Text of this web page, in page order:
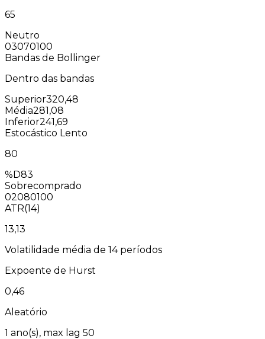
65
Neutro
03070100
Bandas de Bollinger
Dentro das bandas
Superior320,48
Média281,08
Inferior241,69
Estocástico Lento
80
%D83
Sobrecomprado
02080100
ATR(14)
13,13
Volatilidade média de 14 períodos
Expoente de Hurst
0,46
Aleatório
1 ano(s), max lag 50